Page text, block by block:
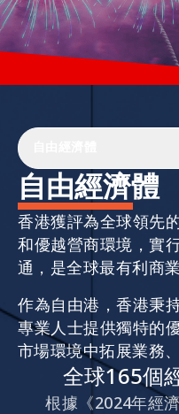
人才支援
就業資訊
在港營商
活動情報
最新消息
關於我們
常見問題
聯絡我們
自由經濟體
香港獲評為全球領先
和優越營商環境，實
通，是全球最有利商
作為自由港，香港秉
專業人士提供獨特的
市場環境中拓展業務
全球165個
根據《2024年經